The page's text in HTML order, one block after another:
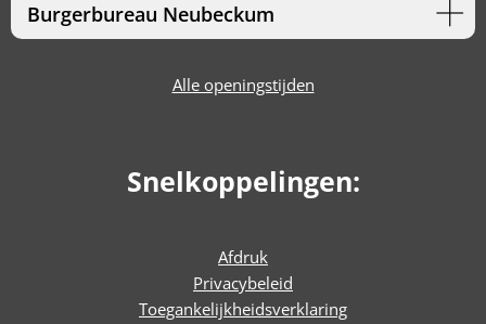
Burgerbureau Neubeckum
Alle openingstijden
Snelkoppelingen:
Afdruk
Privacybeleid
Toegankelijkheidsverklaring